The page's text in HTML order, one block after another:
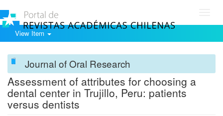
View Item
Journal of Oral Research
Assessment of attributes for choosing a
dental center in Trujillo, Peru: patients
versus dentists